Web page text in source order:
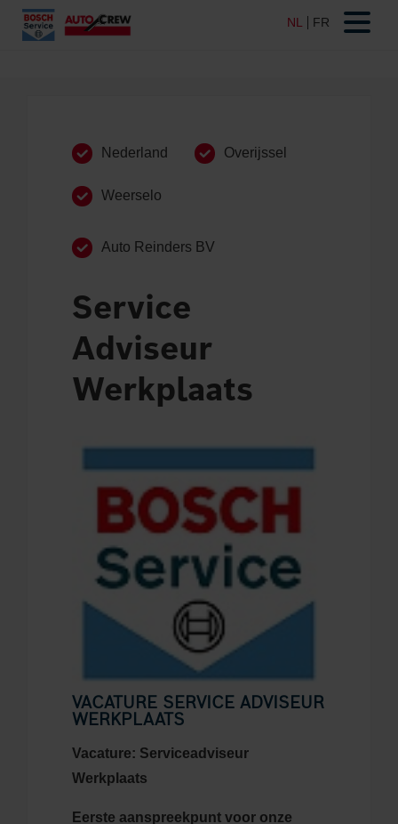
Nederland Overijssel
Weerselo
Auto Reinders BV
Service
Adviseur
Werkplaats
VACATURE SERVICE ADVISEUR
WERKPLAATS
Vacature: Serviceadviseur
Werkplaats
Eerste aanspreekpunt voor onze